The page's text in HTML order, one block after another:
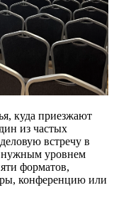
куда приезжают
из частых
встречу в
нужным уровнем
форматов,
конференцию или